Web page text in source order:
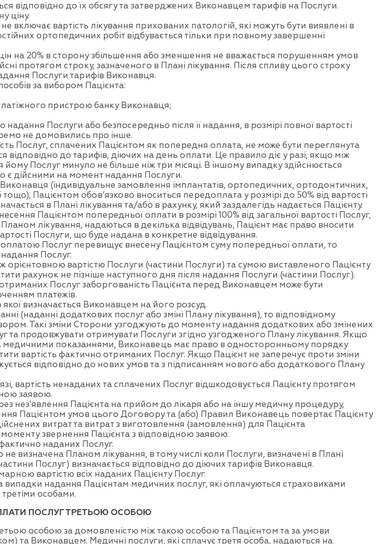
відповідно до їх обсягу та затверджених Виконавцем тарифів на Послуги.
ціну.
включає вартість лікування прихованих патологій, які можуть бути виявлені в
ортопедичних робіт відбувається тільки при повному завершенні
на 20% в сторону збільшення або зменшення не вважається порушенням умов
протягом строку, зазначеного в Плані лікування. Після спливу цього строку
Послуги тарифів Виконавця.
за вибором Пацієнта:
пристрою банку Виконавця;
Послуги або безпосередньо після її надання, в розмірі повної вартості
не домовились про інше.
Послуг, сплачених Пацієнтом як попередня оплата, не може бути переглянута
відповідно до тарифів, діючих на день оплати. Це правило діє у разі, якщо між
Послуг минуло не більше ніж три місяці. В іншому випадку здійснюється
є дійсними на момент надання Послуги.
(індивідуальне замовлення імплантатів, ортопедичних, ортодонтичних,
Пацієнтом обов’язково вноситься передоплата у розмірі до 50% від вартості
в Плані лікування та/або в рахунку, який заздалегідь надається Пацієнту.
Пацієнтом попередньої оплати в розмірі 100% від загальної вартості Послуг,
лікування, надаються в декілька відвідувань, Пацієнт має право вносити
Послуги, що буде надана в конкретне відвідування.
Послуг перевищує внесену Пацієнтом суму попередньої оплати, то
Послуг.
вартістю Послуги (частини Послуги) та сумою виставленого Пацієнту
рахунок не пізніше наступного дня після надання Послуги (частини Послуг).
Послуг заборгованість Пацієнта перед Виконавцем може бути
платежів.
визначається Виконавцем на його розсуд.
(наданні додаткових послуг або зміні Плану лікування), то відповідному
Такі зміни Сторони узгоджують до моменту надання додаткових або змінених
та продовжувати отримувати Послуги згідно узгодженого Плану лікування. Якщо
показаннями, Виконавець має право в односторонньому порядку
вартість фактично отриманих Послуг. Якщо Пацієнт не заперечує проти зміни
відповідно до нових умов та з підписанням нового або додаткового Плану
вартість ненаданих та сплачених Послуг відшкодовується Пацієнту протягом
заявою.
нез’явлення Пацієнта на прийом до лікаря або на іншу медичну процедуру,
Пацієнтом умов цього Договору та (або) Правил Виконавець повертає Пацієнту
витрат та витрат з виготовлення (замовлення) для Пацієнта
звернення Пацієнта з відповідною заявою.
наданих Послуг.
визначена Планом лікування, в тому числі коли Послуги, визначені в Плані
Послуг) визначається відповідно до діючих тарифів Виконавця.
вартістю всіх наданих Пацієнту Послуг.
надання Пацієнтам медичних послуг, які оплачуються страховиками
особами.
ПОСЛУГ ТРЕТЬОЮ ОСОБОЮ
особою за домовленістю між такою особою та Пацієнтом та за умови
та Виконавцем. Медичні послуги, які сплачує третя особа, надаються на